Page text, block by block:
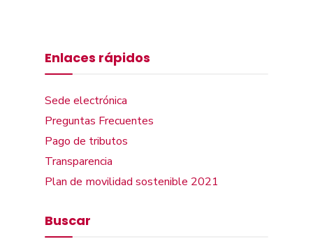
Enlaces rápidos
Sede electrónica
Preguntas Frecuentes
Pago de tributos
Transparencia
Plan de movilidad sostenible 2021
Buscar